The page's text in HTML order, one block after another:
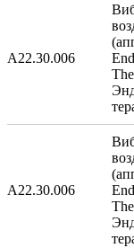
A22.30.006
A22.30.006